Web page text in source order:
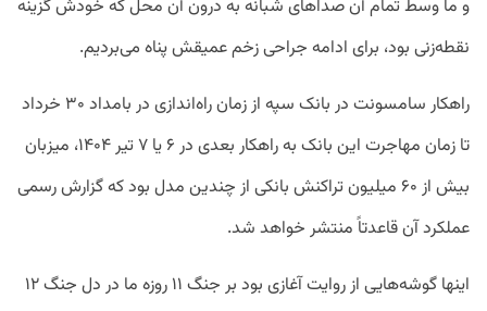
و ما وسط تمام آن صداهای شبانه به درون آن محل که خودش گزینه
نقطه‌زنی بود، برای ادامه جراحی زخم عمیقش پناه می‌بردیم.
راهکار سامسونت در بانک سپه از زمان راه‌اندازی در بامداد ۳۰ خرداد
تا زمان مهاجرت این بانک به راهکار بعدی در ۶ یا ۷ تیر ۱۴۰۴، میزبان
بیش از ۶۰ میلیون تراکنش بانکی از چندین مدل بود که گزارش رسمی
عملکرد آن قاعدتاً منتشر خواهد شد.
اینها گوشه‌هایی از روایت آغازی بود بر جنگ ۱۱ روزه ما در دل جنگ ۱۲